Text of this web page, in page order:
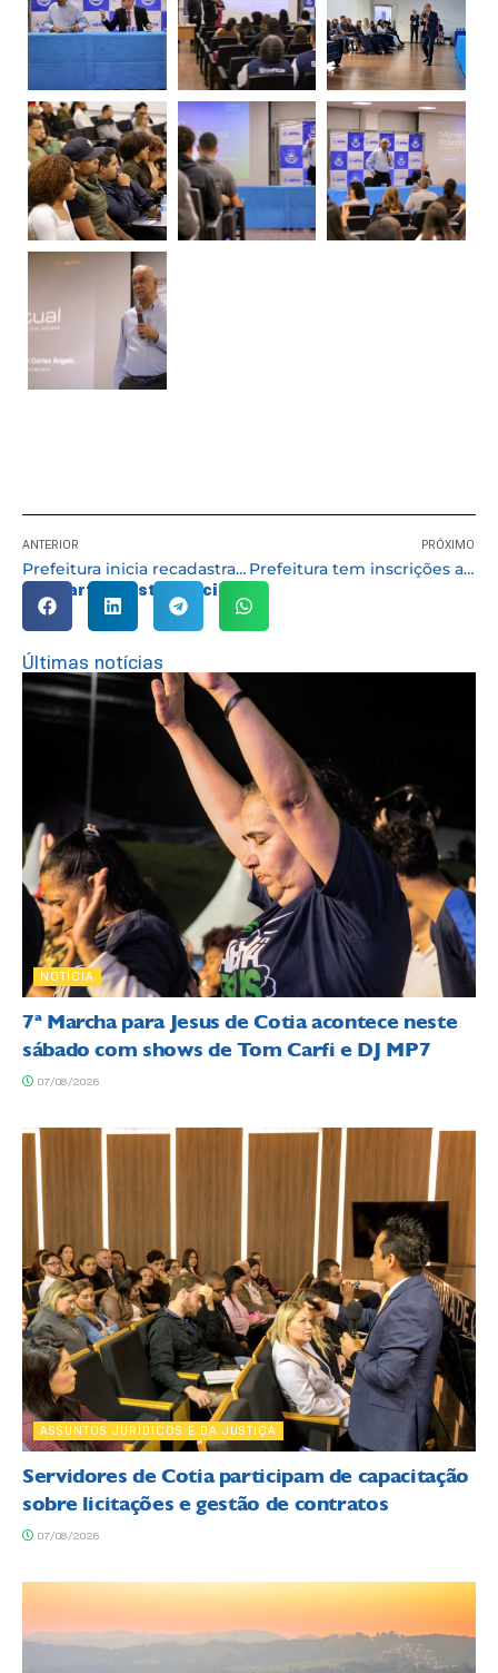
ANTERIOR
Prefeitura inicia recadastramento de todos os feirantes de Cotia
PRÓXIMO
Prefeitura tem inscrições abertas para escolinha de futebol na arena do Estela Mari
Compartilhe esta notícia:
Últimas notícias
NOTÍCIA
7ª Marcha para Jesus de Cotia acontece neste
sábado com shows de Tom Carfi e DJ MP7
07/08/2026
ASSUNTOS JURÍDICOS E DA JUSTIÇA
Servidores de Cotia participam de capacitação
sobre licitações e gestão de contratos
07/08/2026